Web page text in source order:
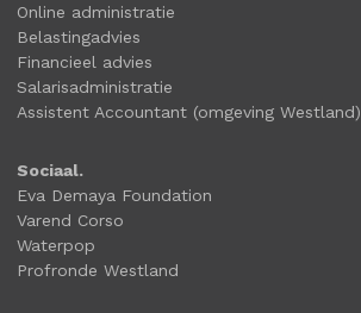
Online administratie
Belastingadvies
Financieel advies
Salarisadministratie
Assistent Accountant (omgeving Westland)
Sociaal.
Eva Demaya Foundation
Varend Corso
Waterpop
Profronde Westland